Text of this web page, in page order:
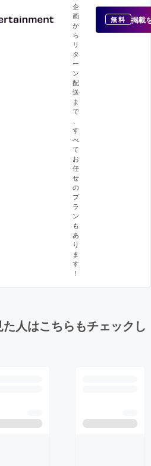
企
画
か
ら
リ
タ
ー
ン
配
送
ま
で
す
べ
て
お
任
せ
の
プ
ラ
ン
も
あ
り
ま
す
！
無料 掲載
人はこちらもチェックし